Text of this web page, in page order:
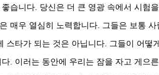
습니다. 당신은 더 큰 영광 속에서 시험
매우 열심히 노력합니다. 그들은 보통
스타가 되는 것은 아닙니다. 그들이 어떻
. 이러는 동안에 우리는 잠을 자고 게으